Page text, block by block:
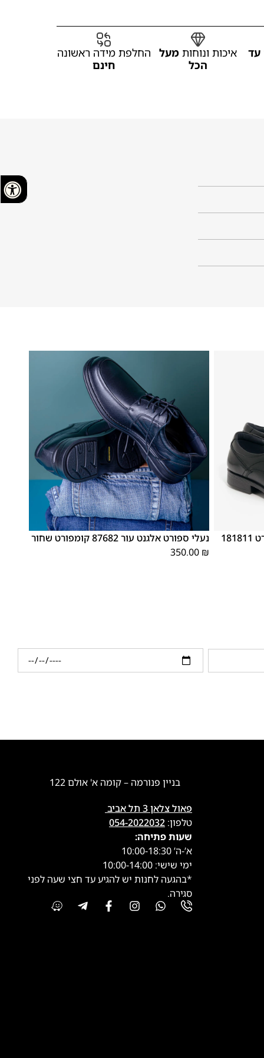
עד איכות ונוחות מעל
הכל
החלפת מידה ראשונה
חינם
נעלי אלגנט לגברים אלגנט קומפורט 181811
40
41
42
43
44
45
46
נעלי ספורט אלגנט עור 87682 קומפורט שחור
350.00 ₪
בניין פנורמה – קומה א' אולם 122
פאול צלאן 3 תל אביב
טלפון: 054-2022032
שעות פתיחה:
א’-ה’ 10:00-18:30
ימי שישי: 10:00-14:00
*בהגעה לחנות יש להגיע עד חצי שעה לפני
סגירה.